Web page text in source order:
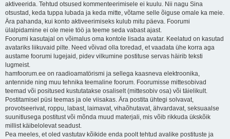
aktiveerida. Tehtud otsused kommenteerimisele ei kuulu. Nii nagu Sina
otsustad, keda tuppa lubada ja keda mitte, võtame selle õiguse omale ka meie.
Ära pahanda, kui konto aktiveerimiseks kulub mitu päeva. Foorumi
ülalpidamine ei ole meie töö ja teeme seda vabast ajast.
Foorumi kasutajal on võimalus oma kontole lisada avatar. Keelatud on kasutad
avatariks liikuvaid pilte. Need võivad olla toredad, et vaadata ühe korra aga
austame foorumi lugejaid, pidev vilkumine postituse servas häirib teksti
lugmeist.
hamfoorum.ee on raadioamatörismi ja sellega kaasneva elektroonika,
antennide ning muu tehnika teemaline foorum. Foorumisse mittesobivad
teemad või positused kustutatakse osaliselt (mittesobiv osa) või täielikult.
Postitamisel püsi teemas ja ole viisakas. Ära postita ühtegi solvavat,
provotseerivat, roppu, labast, laimavat, vihaõhutavat, ähvardavat, seksuaalse
suunitlusega postitust või mõnda muud materjali, mis võib rikkuda ükskõik
millist käibelolevat seadust.
Pea meeles, et oled vastutav kõikide enda poolt tehtud avalike postituste ja